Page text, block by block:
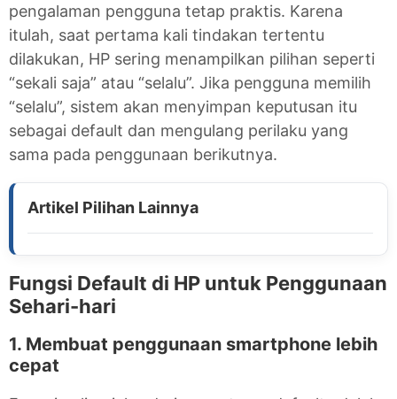
pengalaman pengguna tetap praktis. Karena
itulah, saat pertama kali tindakan tertentu
dilakukan, HP sering menampilkan pilihan seperti
“sekali saja” atau “selalu”. Jika pengguna memilih
“selalu”, sistem akan menyimpan keputusan itu
sebagai default dan mengulang perilaku yang
sama pada penggunaan berikutnya.
Fungsi Default di HP untuk Penggunaan
Sehari-hari
1. Membuat penggunaan smartphone lebih
cepat